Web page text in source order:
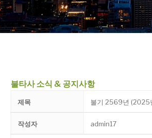
불타사 소식 & 공지사항
제목 불기 2569년 (2025
작성자 admin17